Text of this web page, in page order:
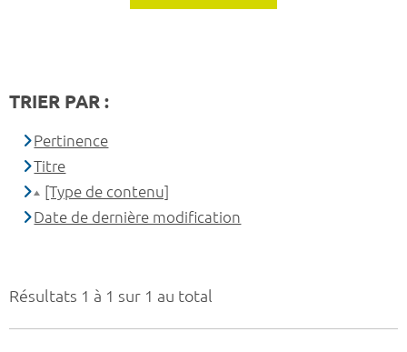
Résultats 1 à 1 sur 1 au total
TRIER PAR :
Pertinence
Titre
[Type de contenu]
Date de dernière modification